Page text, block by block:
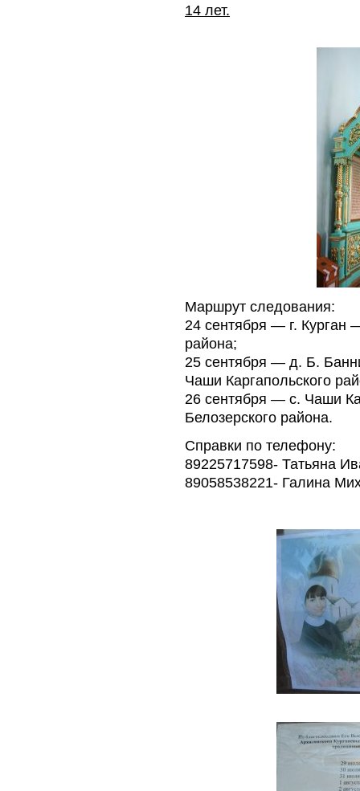
14 лет.
Маршрут следования:
24 сентября — г. Курган
района;
25 сентября — д. Б.
Чаши Каргапольского
26 сентября — с. Чаши
Белозерского района.
Справки по телефону:
89225717598- Татьяна
89058538221- Галина